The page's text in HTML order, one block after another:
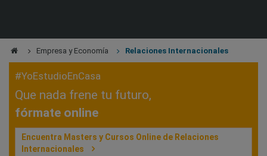
Empresa y Economía Relaciones Internacionales
#YoEstudioEnCasa
Que nada frene tu futuro,
fórmate online
Encuentra Masters y Cursos Online de Relaciones
Internacionales